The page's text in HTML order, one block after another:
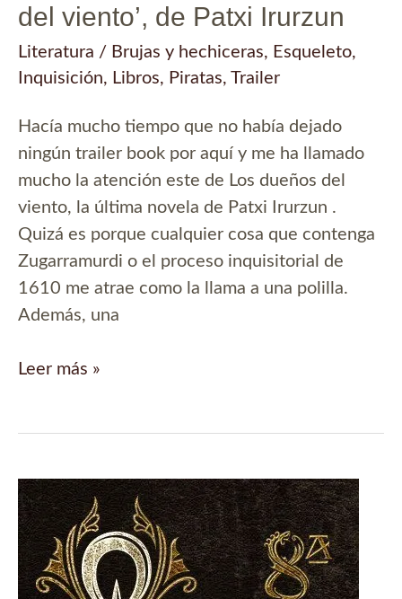
del viento’, de Patxi Irurzun
Literatura / Brujas y hechiceras, Esqueleto,
Inquisición, Libros, Piratas, Trailer
Hacía mucho tiempo que no había dejado
ningún trailer book por aquí y me ha llamado
mucho la atención este de Los dueños del
viento, la última novela de Patxi Irurzun .
Quizá es porque cualquier cosa que contenga
Zugarramurdi o el proceso inquisitorial de
1610 me atrae como la llama a una polilla.
Además, una
Trailer
dueños
del
viento’,
de
Patxi
Leer más »